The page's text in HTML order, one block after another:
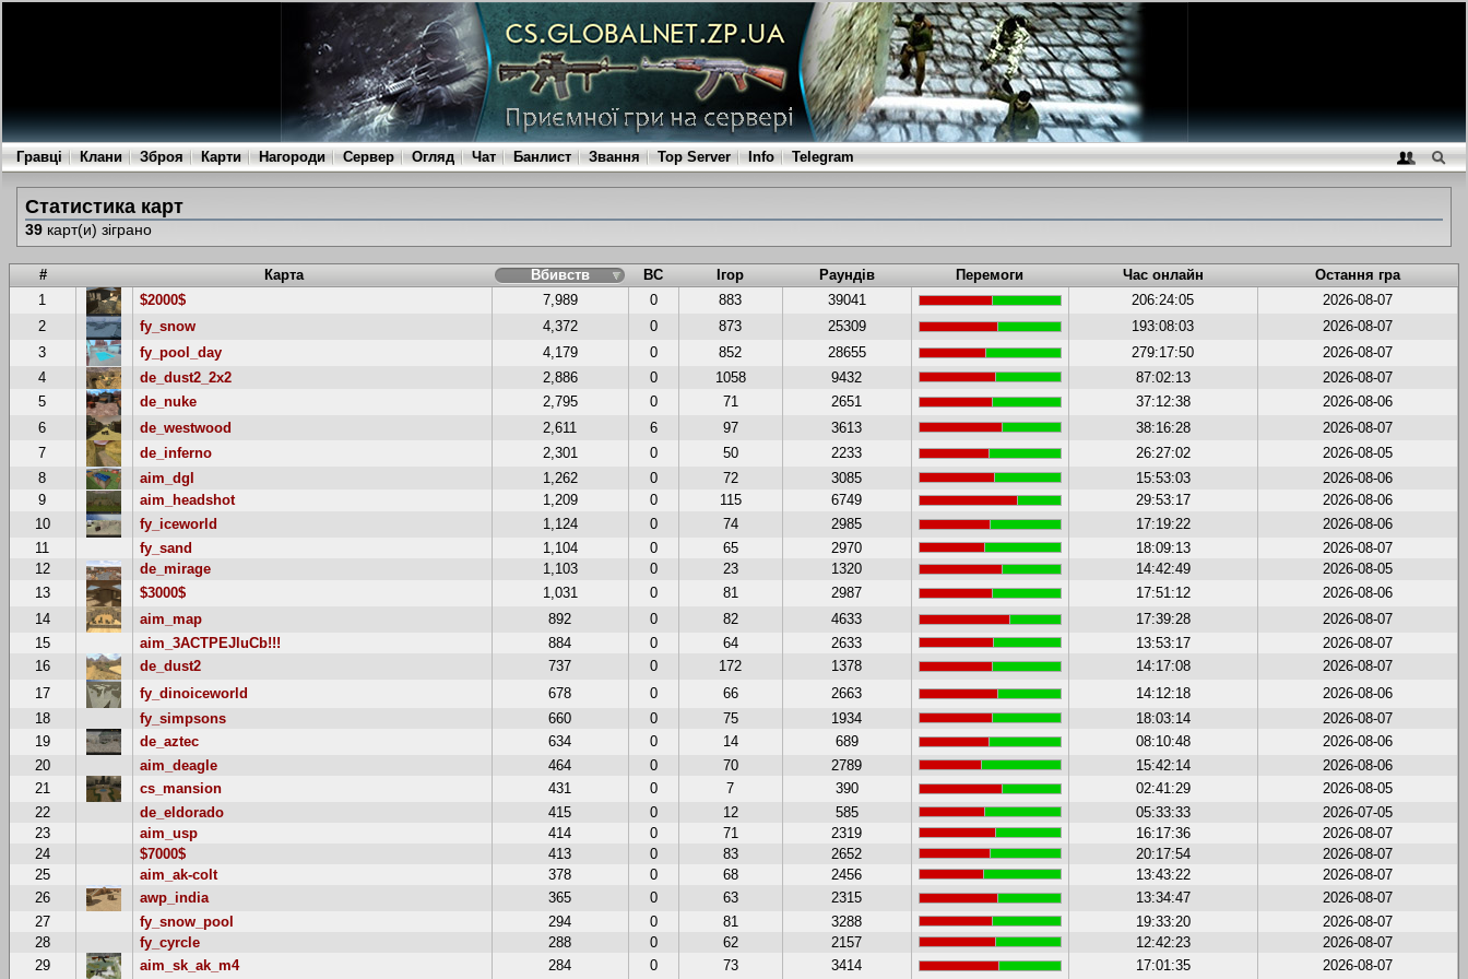
Гравці Клани Зброя Карти Нагороди Сервер Огляд Чат Банлист Звання Top Server Info Telegram
Статистика карт
39карт(и) зіграно
# Карта Вбивств ВС Ігор Раундів Перемоги Час онлайн
Остання гра
1
$2000$ 7,989 0 883 39041 206:24:05
2026-08-07
2
fy_snow 4,372 0 873 25309 193:08:03
2026-08-07
3
fy_pool_day 4,179 0 852 28655 279:17:50
2026-08-07
4
de_dust2_2x2 2,886 0 1058 9432 87:02:13
2026-08-07
5
de_nuke 2,795 0 71 2651 37:12:38
2026-08-06
6
de_westwood 2,611 6 97 3613 38:16:28
2026-08-07
7
de_inferno 2,301 0 50 2233 26:27:02
2026-08-05
8
aim_dgl 1,262 0 72 3085 15:53:03
2026-08-06
9
aim_headshot 1,209 0 115 6749 29:53:17
2026-08-06
10
fy_iceworld 1,124 0 74 2985 17:19:22
2026-08-06
11
fy_sand 1,104 0 65 2970 18:09:13
2026-08-07
12
de_mirage 1,103 0 23 1320 14:42:49
2026-08-05
13
$3000$ 1,031 0 81 2987 17:51:12
2026-08-06
14
aim_map 892 0 82 4633 17:39:28
2026-08-07
15
aim_3ACTPEJluCb!!! 884 0 64 2633 13:53:17
2026-08-07
16
de_dust2 737 0 172 1378 14:17:08
2026-08-07
17
fy_dinoiceworld 678 0 66 2663 14:12:18
2026-08-06
18
fy_simpsons 660 0 75 1934 18:03:14
2026-08-07
19
de_aztec 634 0 14 689 08:10:48
2026-08-06
20
aim_deagle 464 0 70 2789 15:42:14
2026-08-06
21
cs_mansion 431 0 7 390 02:41:29
2026-08-05
22
de_eldorado 415 0 12 585 05:33:33
2026-07-05
23
aim_usp 414 0 71 2319 16:17:36
2026-08-07
24
$7000$ 413 0 83 2652 20:17:54
2026-08-07
25
aim_ak-colt 378 0 68 2456 13:43:22
2026-08-07
26
awp_india 365 0 63 2315 13:34:47
2026-08-07
27
fy_snow_pool 294 0 81 3288 19:33:20
2026-08-07
28
fy_cyrcle 288 0 62 2157 12:42:23
2026-08-07
29
aim_sk_ak_m4 284 0 73 3414 17:01:35 2026-08-07